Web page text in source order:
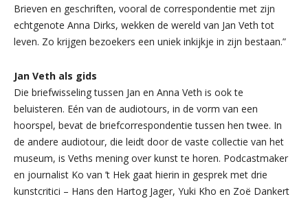
Brieven en geschriften, vooral de correspondentie met zijn
echtgenote Anna Dirks, wekken de wereld van Jan Veth tot
leven. Zo krijgen bezoekers een uniek inkijkje in zijn bestaan.”
Jan Veth als gids
Die briefwisseling tussen Jan en Anna Veth is ook te
beluisteren. Eén van de audiotours, in de vorm van een
hoorspel, bevat de briefcorrespondentie tussen hen twee. In
de andere audiotour, die leidt door de vaste collectie van het
museum, is Veths mening over kunst te horen. Podcastmaker
en journalist Ko van ’t Hek gaat hierin in gesprek met drie
kunstcritici – Hans den Hartog Jager, Yuki Kho en Zoë Dankert